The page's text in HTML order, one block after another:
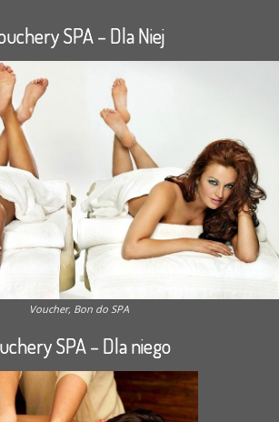
SPA – Dla Niej
Voucher, Bon do SPA
SPA – Dla niego